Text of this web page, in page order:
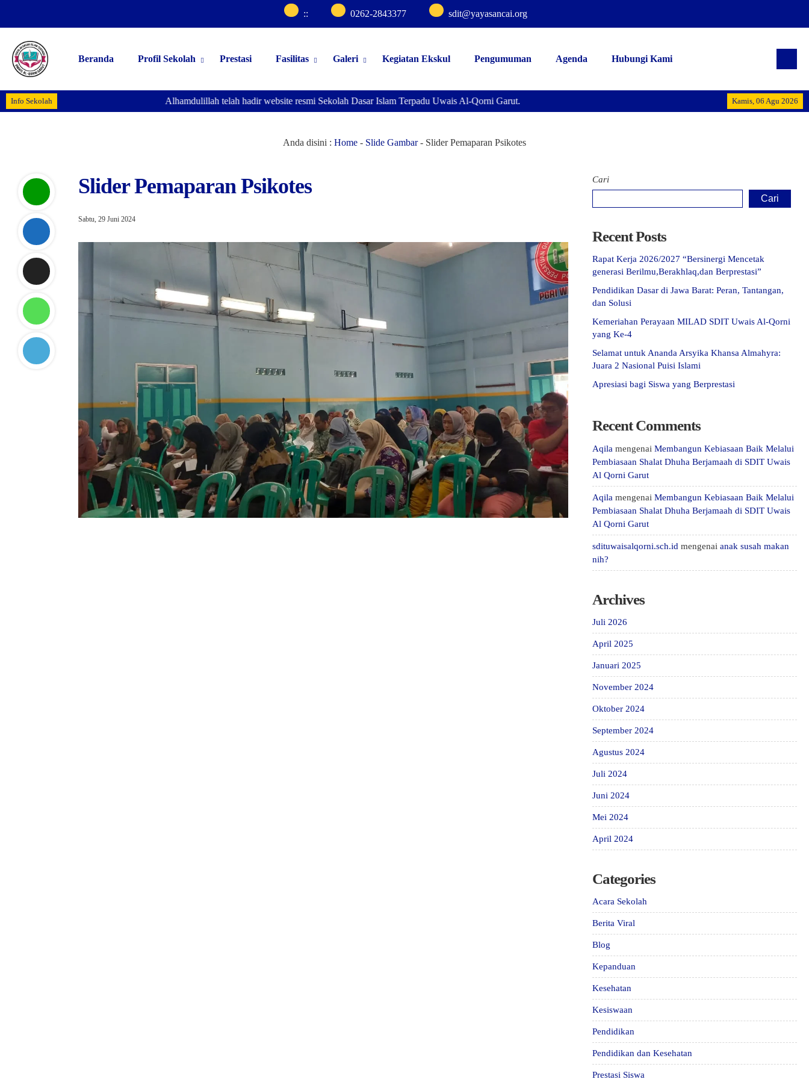
:: 0262-2843377 sdit@yayasancai.org
Beranda Profil Sekolah Prestasi Fasilitas Galeri Kegiatan Ekskul Pengumuman Agenda Hubungi Kami
Info Sekolah Kamis, 06 Agu 2026
Alhamdulillah
Alhamdulillah telah hadir website resmi Sekolah Dasar Islam Terpadu Uwais Al-Qorni Garut.
Anda disini : Home - Slide Gambar- Slider Pemaparan Psikotes
Slider Pemaparan Psikotes
Sabtu, 29 Juni 2024
Cari
Cari
Recent Posts
Rapat Kerja 2026/2027 “Bersinergi Mencetak
generasi Berilmu,Berakhlaq,dan Berprestasi”
Pendidikan Dasar di Jawa Barat: Peran, Tantangan,
dan Solusi
Kemeriahan Perayaan MILAD SDIT Uwais Al-Qorni
yang Ke-4
Selamat untuk Ananda Arsyika Khansa Almahyra:
Juara 2 Nasional Puisi Islami
Apresiasi bagi Siswa yang Berprestasi
Recent Comments
Aqila mengenai Membangun Kebiasaan Baik Melalui
Pembiasaan Shalat Dhuha Berjamaah di SDIT Uwais
Al Qorni Garut
Aqila mengenai Membangun Kebiasaan Baik Melalui
Pembiasaan Shalat Dhuha Berjamaah di SDIT Uwais
Al Qorni Garut
sdituwaisalqorni.sch.id mengenai anak susah makan
nih?
Archives
Juli 2026
April 2025
Januari 2025
November 2024
Oktober 2024
September 2024
Agustus 2024
Juli 2024
Juni 2024
Mei 2024
April 2024
Categories
Acara Sekolah
Berita Viral
Blog
Kepanduan
Kesehatan
Kesiswaan
Pendidikan
Pendidikan dan Kesehatan
Prestasi Siswa